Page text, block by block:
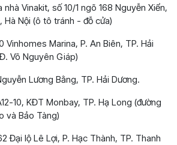
nhà Vinakit, số 10/1 ngõ 168 Nguyễn Xiển,
Hà Nội (ô tô tránh - đỗ cửa)
Vinhomes Marina, P. An Biên, TP. Hải
Võ Nguyên Giáp)
Lương Bằng, TP. Hải Dương.
10, KĐT Monbay, TP. Hạ Long (đường
và Bảo Tàng)
Đại lộ Lê Lợi, P. Hạc Thành, TP. Thanh